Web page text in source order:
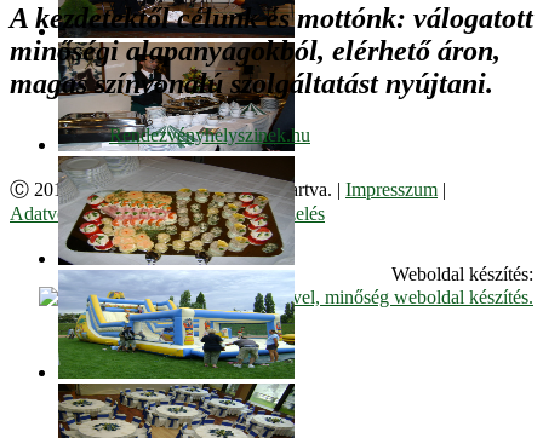
A kezdetektől célunk és mottónk: válogatott
minőségi alapanyagokból, elérhető áron,
magas színvonalú szolgáltatást nyújtani.
Ⓒ 2017. Juzso Bt. Minden jog fenntartva. | Impresszum |
Adatvédelmi Szabályzat|Cookie kezelés
Weboldal készítés: